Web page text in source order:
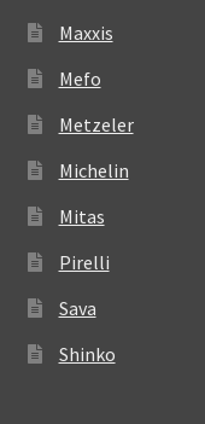
Maxxis
Mefo
Metzeler
Michelin
Mitas
Pirelli
Sava
Shinko